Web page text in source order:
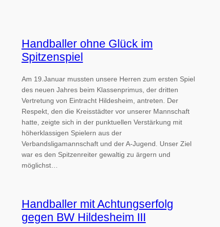
Handballer ohne Glück im
Spitzenspiel
Am 19.Januar mussten unsere Herren zum ersten Spiel
des neuen Jahres beim Klassenprimus, der dritten
Vertretung von Eintracht Hildesheim, antreten. Der
Respekt, den die Kreisstädter vor unserer Mannschaft
hatte, zeigte sich in der punktuellen Verstärkung mit
höherklassigen Spielern aus der
Verbandsligamannschaft und der A-Jugend. Unser Ziel
war es den Spitzenreiter gewaltig zu ärgern und
möglichst…
Handballer mit Achtungserfolg
gegen BW Hildesheim III